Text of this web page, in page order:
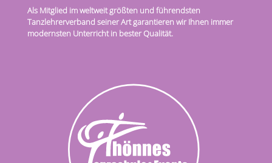
Als Mitglied im weltweit größten und führendsten
Tanzlehrerverband seiner Art garantieren wir Ihnen immer
modernsten Unterricht in bester Qualität.